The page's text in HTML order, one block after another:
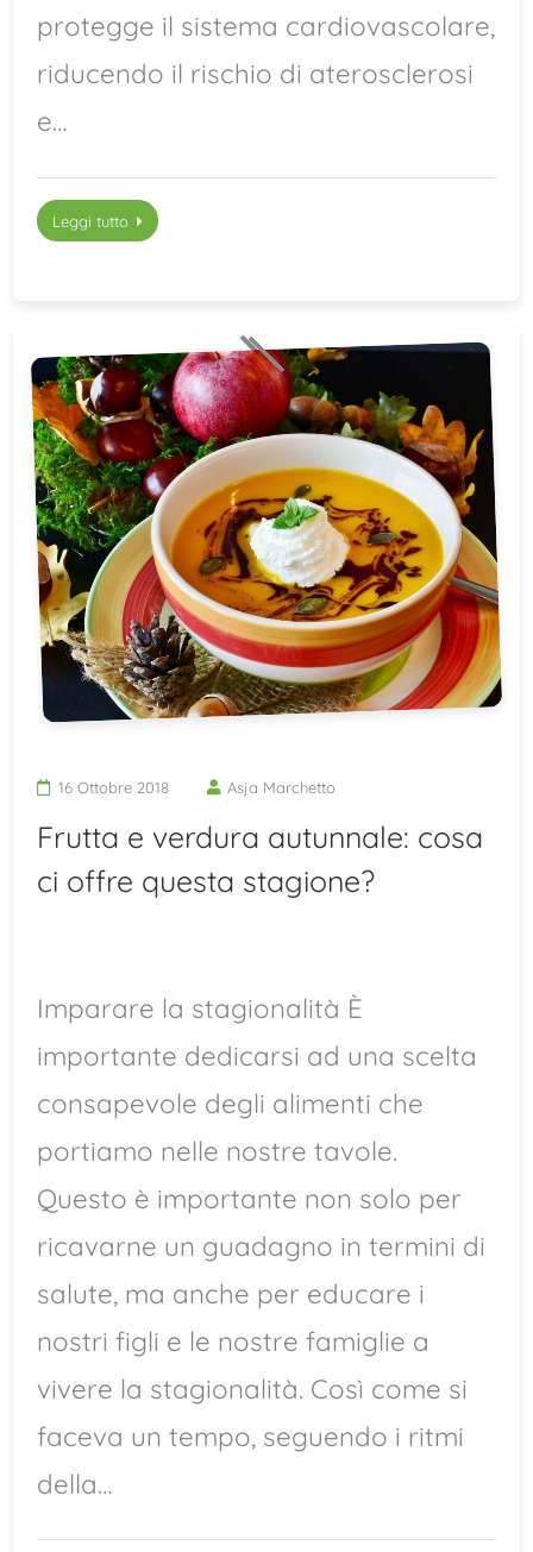
protegge il sistema cardiovascolare,
riducendo il rischio di aterosclerosi
e…
Leggi tutto
16 Ottobre 2018 Asja Marchetto
Frutta e verdura autunnale: cosa
ci offre questa stagione?
Imparare la stagionalità È
importante dedicarsi ad una scelta
consapevole degli alimenti che
portiamo nelle nostre tavole.
Questo è importante non solo per
ricavarne un guadagno in termini di
salute, ma anche per educare i
nostri figli e le nostre famiglie a
vivere la stagionalità. Così come si
faceva un tempo, seguendo i ritmi
della…